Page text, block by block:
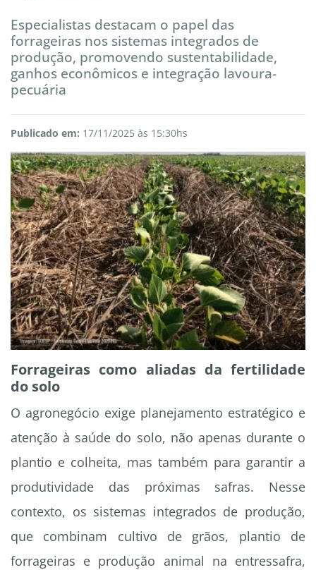
Especialistas destacam o papel das
forrageiras nos sistemas integrados de
produção, promovendo sustentabilidade,
ganhos econômicos e integração lavoura-
pecuária
Publicado em: 17/11/2025 às 15:30hs
Forrageiras como aliadas da fertilidade
do solo
O agronegócio exige planejamento estratégico e
atenção à saúde do solo, não apenas durante o
plantio e colheita, mas também para garantir a
produtividade das próximas safras. Nesse
contexto, os sistemas integrados de produção,
que combinam cultivo de grãos, plantio de
forrageiras e produção animal na entressafra,